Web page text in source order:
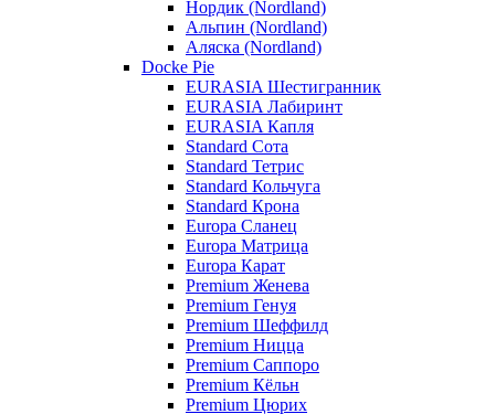
Нордик (Nordland)
Альпин (Nordland)
Аляска (Nordland)
Docke Pie
EURASIA Шестигранник
EURASIA Лабиринт
EURASIA Капля
Standard Сота
Standard Тетрис
Standard Кольчуга
Standard Крона
Europa Сланец
Europa Матрица
Europa Карат
Premium Женева
Premium Генуя
Premium Шеффилд
Premium Ницца
Premium Саппоро
Premium Кёльн
Premium Цюрих